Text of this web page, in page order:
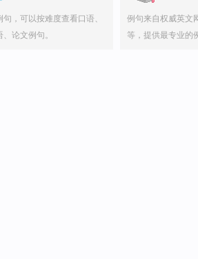
句，可以按难度查看口语、
、论文例句。
例句来自权威英文
等，提供最专业的